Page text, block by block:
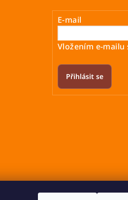
E-mail
Vložením e-mailu
Přihlásit se